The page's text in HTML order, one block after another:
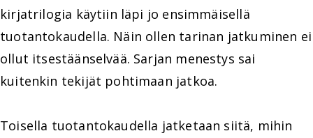
kirjatrilogia käytiin läpi jo ensimmäisellä
tuotantokaudella. Näin ollen tarinan jatkuminen ei
ollut itsestäänselvää. Sarjan menestys sai
kuitenkin tekijät pohtimaan jatkoa.
Toisella tuotantokaudella jatketaan siitä, mihin